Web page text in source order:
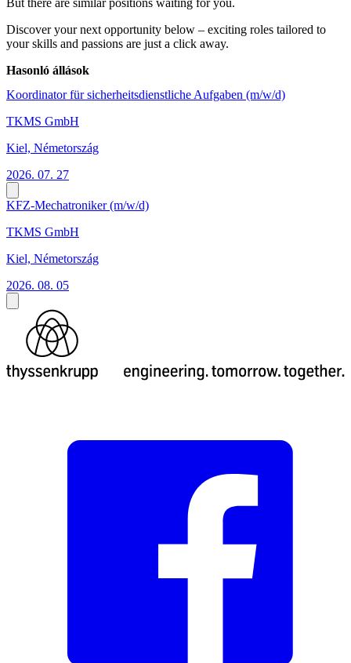
But there are similar positions waiting for you.
Discover your next opportunity below – exciting roles tailored to
your skills and passions are just a click away.
Hasonló állások
Koordinator für sicherheitsdienstliche Aufgaben (m/w/d)
TKMS GmbH
Kiel, Németország
2026. 07. 27
KFZ-Mechatroniker (m/w/d)
TKMS GmbH
Kiel, Németország
2026. 08. 05